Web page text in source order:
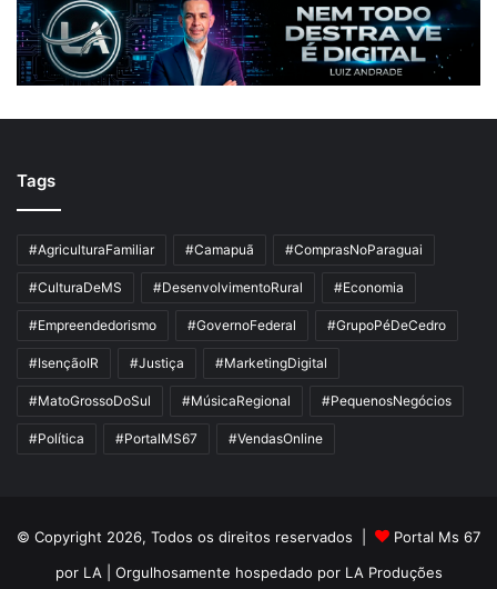
Tags
#AgriculturaFamiliar #Camapuã #ComprasNoParaguai
#CulturaDeMS #DesenvolvimentoRural #Economia
#Empreendedorismo #GovernoFederal #GrupoPéDeCedro
#IsençãoIR #Justiça #MarketingDigital
#MatoGrossoDoSul #MúsicaRegional #PequenosNegócios
#Política #PortalMS67 #VendasOnline
© Copyright 2026, Todos os direitos reservados |
Portal Ms 67
por LA| Orgulhosamente hospedado porLA Produções